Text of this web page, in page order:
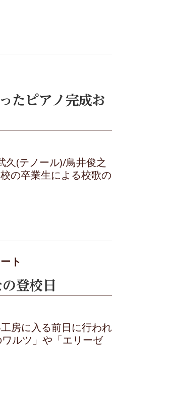
たピアノ完成お
久(テノール)/鳥井俊之
の卒業生による校歌の
ト
登校日
房に入る前日に行われ
ルツ」や「エリーゼ